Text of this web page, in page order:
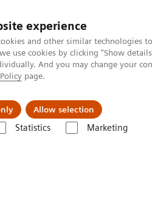
experience
and other similar technologies
use cookies by clicking "Show
And you may change your
page.
Allow selection
Statistics Marketing
스